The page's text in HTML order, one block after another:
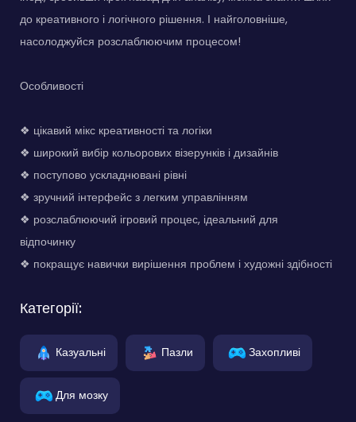
до креативного і логічного рішення. І найголовніше,
насолоджуйся розслаблюючим процесом!
Особливості
❖ цікавий мікс креативності та логіки
❖ широкий вибір кольорових візерунків і дизайнів
❖ поступово ускладнювані рівні
❖ зручний інтерфейс з легким управлінням
❖ розслаблюючий ігровий процес, ідеальний для
відпочинку
❖ покращує навички вирішення проблем і художні здібності
Категорії:
Казуальні Пазли Захопливі
Для мозку